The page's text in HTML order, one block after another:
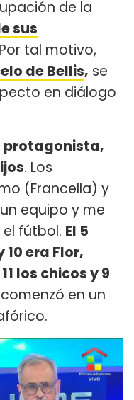
de la
sus
tal motivo,
de Bellis, se
en diálogo
protagonista,
. Los
(Francella) y
equipo y me
fútbol. El 5
era Flor,
los chicos y 9
comenzó en un